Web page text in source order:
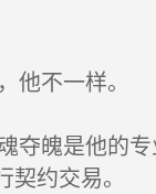
不一样。
夺魄是他的
约交易。